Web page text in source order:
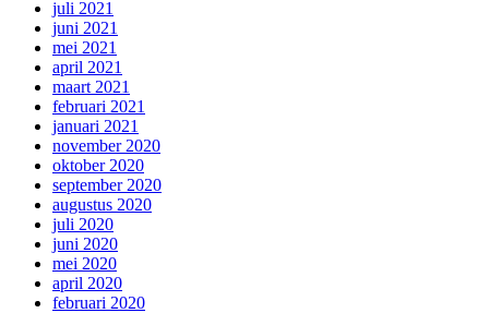
juli 2021
juni 2021
mei 2021
april 2021
maart 2021
februari 2021
januari 2021
november 2020
oktober 2020
september 2020
augustus 2020
juli 2020
juni 2020
mei 2020
april 2020
februari 2020